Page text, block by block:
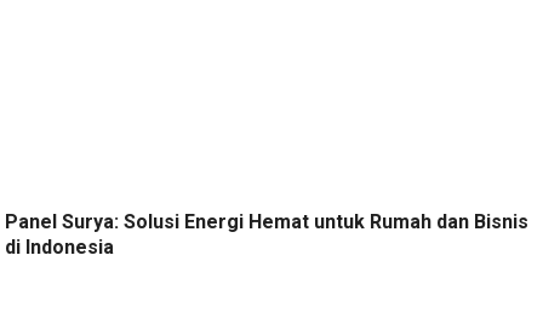
Panel Surya: Solusi Energi Hemat untuk Rumah dan Bisnis
di Indonesia